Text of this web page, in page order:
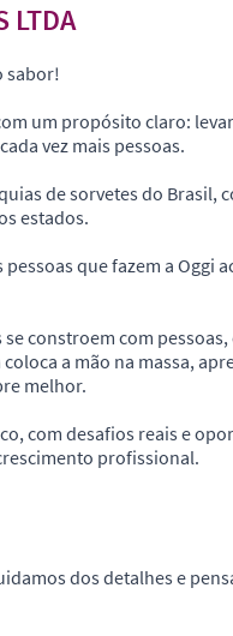
LTDA
sabor!
um propósito claro:
vez mais pessoas.
de sorvetes do Brasil,
estados.
que fazem a Oggi
constroem com
a mão na massa,
melhor.
com desafios reais e
profissional.
dos detalhes e